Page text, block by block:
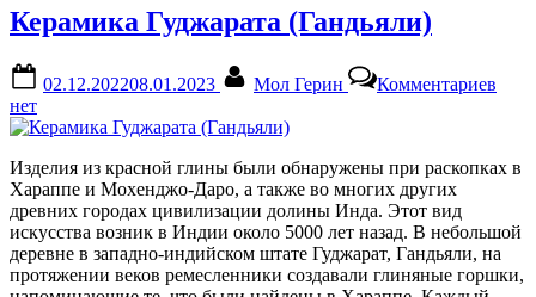
Керамика Гуджарата (Гандьяли)
on
02.12.202208.01.2023 Мол Герин Комментариев
нет
Изделия из красной глины были обнаружены при раскопках в
Хараппе и Мохенджо-Даро, а также во многих других
древних городах цивилизации долины Инда. Этот вид
искусства возник в Индии около 5000 лет назад. В небольшой
деревне в западно-индийском штате Гуджарат, Гандьяли, на
протяжении веков ремесленники создавали глиняные горшки,